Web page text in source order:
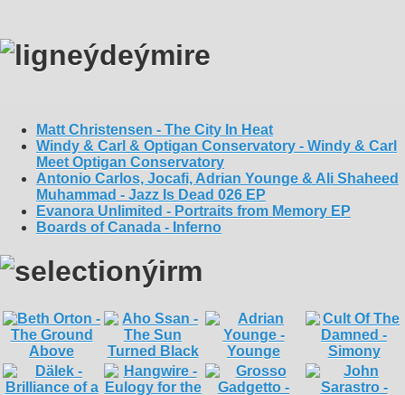
Matt Christensen - The City In Heat
Windy & Carl & Optigan Conservatory - Windy & Carl
Meet Optigan Conservatory
Antonio Carlos, Jocafi, Adrian Younge & Ali Shaheed
Muhammad - Jazz Is Dead 026 EP
Evanora Unlimited - Portraits from Memory EP
Boards of Canada - Inferno